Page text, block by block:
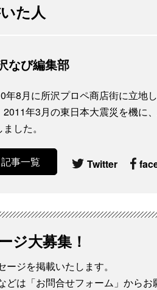
た人
なび編集部
年8月に所沢プロペ商店街に立地
2011年3月の東日本大震災を機に
した。
記事一覧 Twitter
ジ大募集！
ジを掲載いたします。
どは「お問合せフォーム」からお